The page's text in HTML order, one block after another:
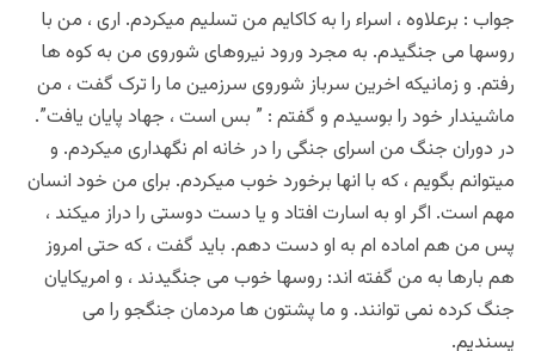
جواب : برعلاوه ، اسراء را به کاکایم من تسلیم میکردم. اری ، من با
روسها می جنگیدم. به مجرد ورود نیروهای شوروی من به کوه ها
رفتم. و زمانیکه اخرین سرباز شوروی سرزمین ما را ترک گفت ، من
ماشیندار خود را بوسیدم و گفتم : ” بس است ، جهاد پایان یافت”.
در دوران جنگ من اسرای جنگی را در خانه ام نگهداری میکردم. و
میتوانم بگویم ، که با انها برخورد خوب میکردم. برای من خود انسان
مهم است. اگر او به اسارت افتاد و یا دست دوستی را دراز میکند ،
پس من هم اماده ام به او دست دهم. باید گفت ، که حتی امروز
هم بارها به من گفته اند: روسها خوب می جنگیدند ، و امریکایان
جنگ کرده نمی توانند. و ما پشتون ها مردمان جنگجو را می
پسندیم.